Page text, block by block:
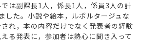
は副課長1人，係長1人，係員3人の計
した。小説や絵本，ルポルタージュな
れ，本の内容だけでなく発表者の経験
る発表に，参加者は熱心に聞き入って